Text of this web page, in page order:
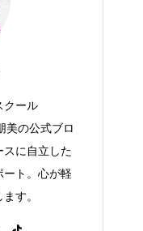
クール
美の公式ブロ
スに自立した
ート。心が軽
す。